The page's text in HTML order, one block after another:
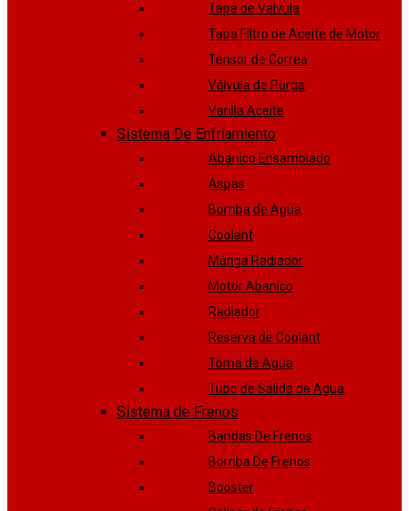
Tapa de Valvula
Tapa Filtro de Aceite de Motor
Tensor de Correa
Válvula de Purga
Varilla Aceite
Sistema De Enfriamiento
Abanico Ensamblado
Aspas
Bomba de Agua
Coolant
Manga Radiador
Motor Abanico
Radiador
Reserva de Coolant
Toma de Agua
Tubo de Salida de Agua
Sistema de Frenos
Bandas De Frenos
Bomba De Frenos
Booster